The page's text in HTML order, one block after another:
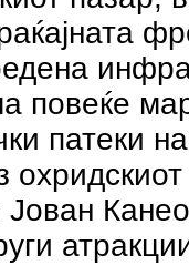
повеќе
патеки на
Јован